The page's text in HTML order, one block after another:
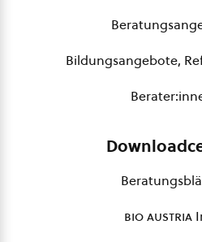
Bildungsangebote,
bio austria